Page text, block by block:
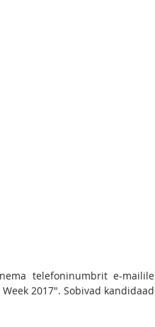
telefoninumbrit e-mailile
Week 2017". Sobivad